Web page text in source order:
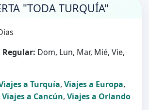
"TODA TURQUÍA"
Regular: Dom, Lun, Mar, Mié, Vie,
a Turquía, Viajes a Europa,
Viajes a Cancún, Viajes a Orlando